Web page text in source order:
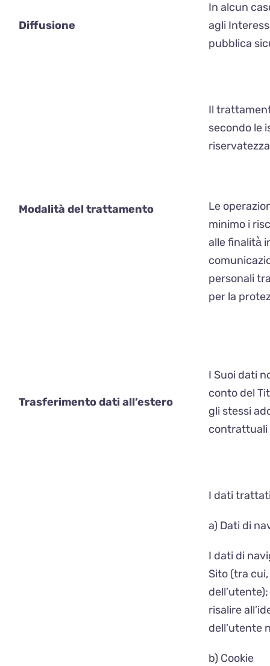
Diffusione
In alcun
agli
pubblica
Modalità del trattamento
Il
secondo le
Le
minimo i
alle finalità̀
personali
per la
Trasferimento dati all’estero
I Suoi dati
conto del
gli stessi
contrattuali
I dati
a) Dati di
I dati di
Sito (tra
risalire
dell’utente
b) Cookie